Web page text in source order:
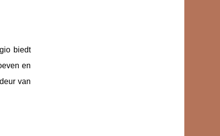
biedt
en
van